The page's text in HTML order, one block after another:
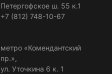
Петергофское ш. 55 к.1
+7 (812) 748-10-67
метро «Комендантский
пр.»,
ул. Уточкина 6 к. 1